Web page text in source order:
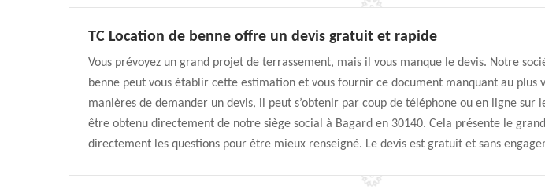
TC Location de benne offre un devis gratuit et rapide
Vous prévoyez un grand projet de terrassement, mais il vous manque le devis. Notre
benne peut vous établir cette estimation et vous fournir ce document manquant au plus
manières de demander un devis, il peut s’obtenir par coup de téléphone ou en ligne sur
être obtenu directement de notre siège social à Bagard en 30140. Cela présente le
directement les questions pour être mieux renseigné. Le devis est gratuit et sans